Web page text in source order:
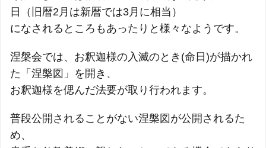
日（旧暦2月は新暦では3月に相当）
になされるところもあったりと様々なようです。
涅槃会では、お釈迦様の入滅のとき(命日)が描かれ
た「涅槃図」を開き、
お釈迦様を偲んだ法要が取り行われます。
普段公開されることがない涅槃図が公開されるた
め、